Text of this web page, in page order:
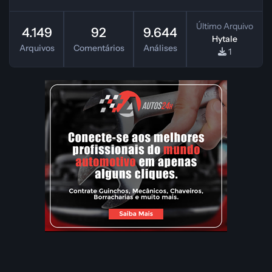
4.149
Arquivos
92
Comentários
9.644
Análises
Último Arquivo
Hytale
1